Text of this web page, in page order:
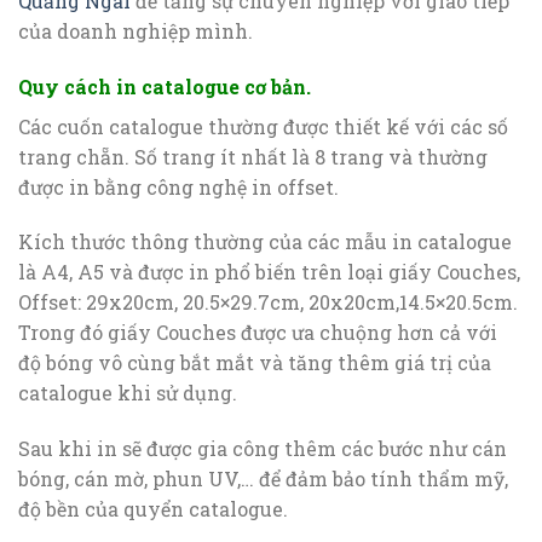
của doanh nghiệp mình.
Quy cách in catalogue cơ bản.
Các cuốn catalogue thường được thiết kế với các số
trang chẵn. Số trang ít nhất là 8 trang và thường
được in bằng công nghệ in offset.
Kích thước thông thường của các mẫu in catalogue
là A4, A5 và được in phổ biến trên loại giấy Couches,
Offset: 29x20cm, 20.5×29.7cm, 20x20cm,14.5×20.5cm.
Trong đó giấy Couches được ưa chuộng hơn cả với
độ bóng vô cùng bắt mắt và tăng thêm giá trị của
catalogue khi sử dụng.
Sau khi in sẽ được gia công thêm các bước như cán
bóng, cán mờ, phun UV,… để đảm bảo tính thẩm mỹ,
độ bền của quyển catalogue.